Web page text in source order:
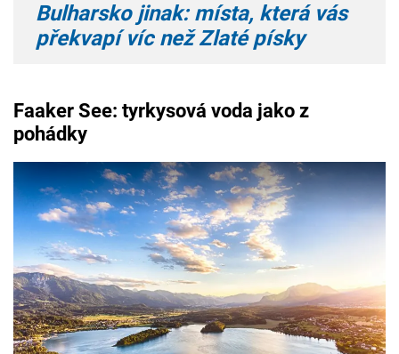
Bulharsko jinak: místa, která vás
překvapí víc než Zlaté písky
Faaker See: tyrkysová voda jako z
pohádky